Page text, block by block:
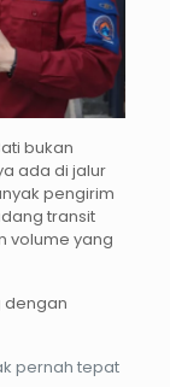
bukan
ada di jalur
pengirim
transit
volume yang
dengan
pernah tepat